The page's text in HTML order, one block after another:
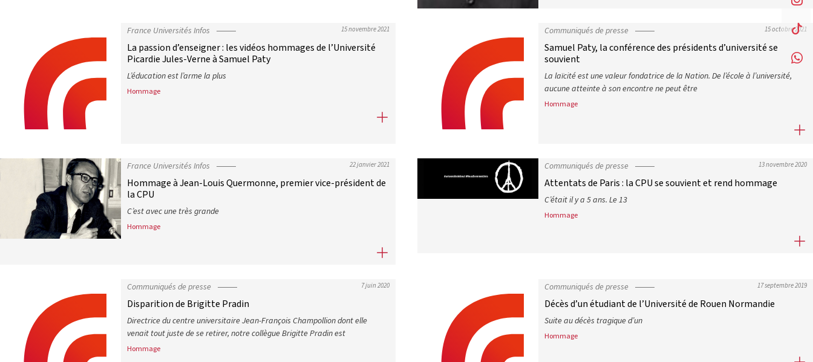
France Universités Infos 15 novembre 2021
La passion d’enseigner : les vidéos hommages de l’Université
Picardie Jules-Verne à Samuel Paty
L’éducation est l’arme la plus
Hommage
La passion d’enseigner : les vidéos hommages de l’Université Picardie Jules-Verne à Samuel Paty
Communiqués de presse 15 octobre 2021
Samuel Paty, la conférence des présidents d’université se
souvient
La laïcité est une valeur fondatrice de la Nation. De l’école à l’université,
aucune atteinte à son encontre ne peut être
Hommage
Samuel Paty, la conférence des présidents d’université se
France Universités Infos 22 janvier 2021
Hommage à Jean-Louis Quermonne, premier vice-président de
la CPU
C’est avec une très grande
Hommage
Hommage à Jean-Louis Quermonne, premier vice-président de la CPU
Communiqués de presse 13 novembre 2020
Attentats de Paris : la CPU se souvient et rend hommage
C’était il y a 5 ans. Le 13
Hommage
Communiqués de presse 7 juin 2020
Disparition de Brigitte Pradin
Directrice du centre universitaire Jean-François Champollion dont elle
venait tout juste de se retirer, notre collègue Brigitte Pradin est
Hommage
Communiqués de presse 17 septembre 2019
Décès d’un étudiant de l’Université de Rouen Normandie
Suite au décès tragique d’un
Hommage